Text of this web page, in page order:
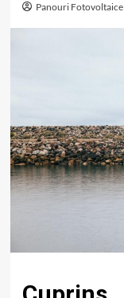
Panouri Fotovoltaice